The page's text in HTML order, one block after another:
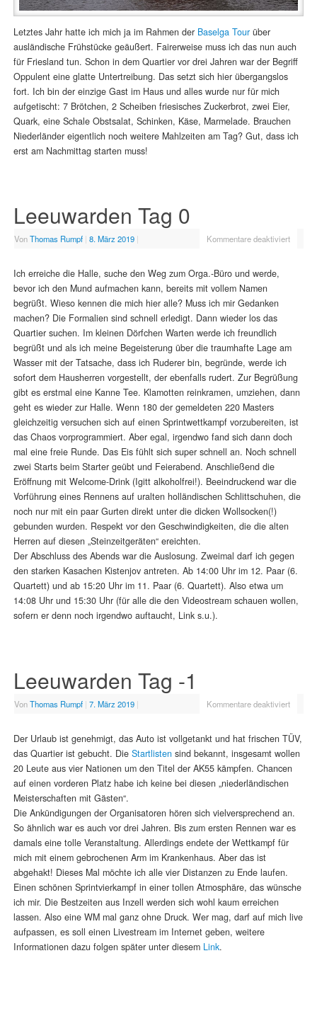
Letztes Jahr hatte ich mich ja im Rahmen der Baselga Tourüber
ausländische Frühstücke geäußert. Fairerweise muss ich das nun auch
für Friesland tun. Schon in dem Quartier vor drei Jahren war der Begriff
Oppulent eine glatte Untertreibung. Das setzt sich hier übergangslos
fort. Ich bin der einzige Gast im Haus und alles wurde nur für mich
aufgetischt: 7 Brötchen, 2 Scheiben friesisches Zuckerbrot, zwei Eier,
Quark, eine Schale Obstsalat, Schinken, Käse, Marmelade. Brauchen
Niederländer eigentlich noch weitere Mahlzeiten am Tag? Gut, dass ich
erst am Nachmittag starten muss!
Leeuwarden Tag 0
VonThomas Rumpf | 8. März 2019 | Kommentare deaktiviert
Ich erreiche die Halle, suche den Weg zum Orga.-Büro und werde,
bevor ich den Mund aufmachen kann, bereits mit vollem Namen
begrüßt. Wieso kennen die mich hier alle? Muss ich mir Gedanken
machen? Die Formalien sind schnell erledigt. Dann wieder los das
Quartier suchen. Im kleinen Dörfchen Warten werde ich freundlich
begrüßt und als ich meine Begeisterung über die traumhafte Lage am
Wasser mit der Tatsache, dass ich Ruderer bin, begründe, werde ich
sofort dem Hausherren vorgestellt, der ebenfalls rudert. Zur Begrüßung
gibt es erstmal eine Kanne Tee. Klamotten reinkramen, umziehen, dann
geht es wieder zur Halle. Wenn 180 der gemeldeten 220 Masters
gleichzeitig versuchen sich auf einen Sprintwettkampf vorzubereiten, ist
das Chaos vorprogrammiert. Aber egal, irgendwo fand sich dann doch
mal eine freie Runde. Das Eis fühlt sich super schnell an. Noch schnell
zwei Starts beim Starter geübt und Feierabend. Anschließend die
Eröffnung mit Welcome-Drink (Igitt alkoholfrei!). Beeindruckend war die
Vorführung eines Rennens auf uralten holländischen Schlittschuhen, die
noch nur mit ein paar Gurten direkt unter die dicken Wollsocken(!)
gebunden wurden. Respekt vor den Geschwindigkeiten, die die alten
Herren auf diesen „Steinzeitgeräten“ ereichten.
Der Abschluss des Abends war die Auslosung. Zweimal darf ich gegen
den starken Kasachen Kistenjov antreten. Ab 14:00 Uhr im 12. Paar (6.
Quartett) und ab 15:20 Uhr im 11. Paar (6. Quartett). Also etwa um
14:08 Uhr und 15:30 Uhr (für alle die den Videostream schauen wollen,
sofern er denn noch irgendwo auftaucht, Link s.u.).
Leeuwarden Tag -1
VonThomas Rumpf | 7. März 2019 | Kommentare deaktiviert
Der Urlaub ist genehmigt, das Auto ist vollgetankt und hat frischen TÜV,
das Quartier ist gebucht. Die Startlistensind bekannt, insgesamt wollen
20 Leute aus vier Nationen um den Titel der AK55 kämpfen. Chancen
auf einen vorderen Platz habe ich keine bei diesen „niederländischen
Meisterschaften mit Gästen“.
Die Ankündigungen der Organisatoren hören sich vielversprechend an.
So ähnlich war es auch vor drei Jahren. Bis zum ersten Rennen war es
damals eine tolle Veranstaltung. Allerdings endete der Wettkampf für
mich mit einem gebrochenen Arm im Krankenhaus. Aber das ist
abgehakt! Dieses Mal möchte ich alle vier Distanzen zu Ende laufen.
Einen schönen Sprintvierkampf in einer tollen Atmosphäre, das wünsche
ich mir. Die Bestzeiten aus Inzell werden sich wohl kaum erreichen
lassen. Also eine WM mal ganz ohne Druck. Wer mag, darf auf mich live
aufpassen, es soll einen Livestream im Internet geben, weitere
Informationen dazu folgen später unter diesem Link.